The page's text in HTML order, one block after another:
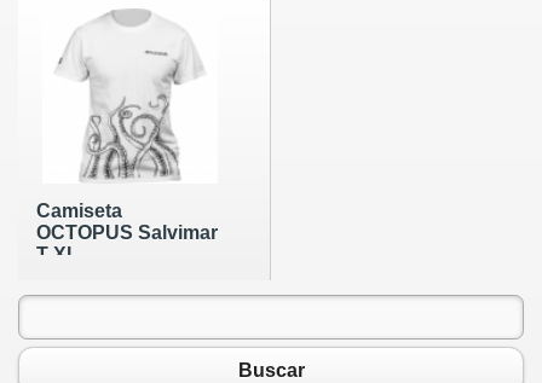
Camiseta
OCTOPUS Salvimar
T XL
Buscar